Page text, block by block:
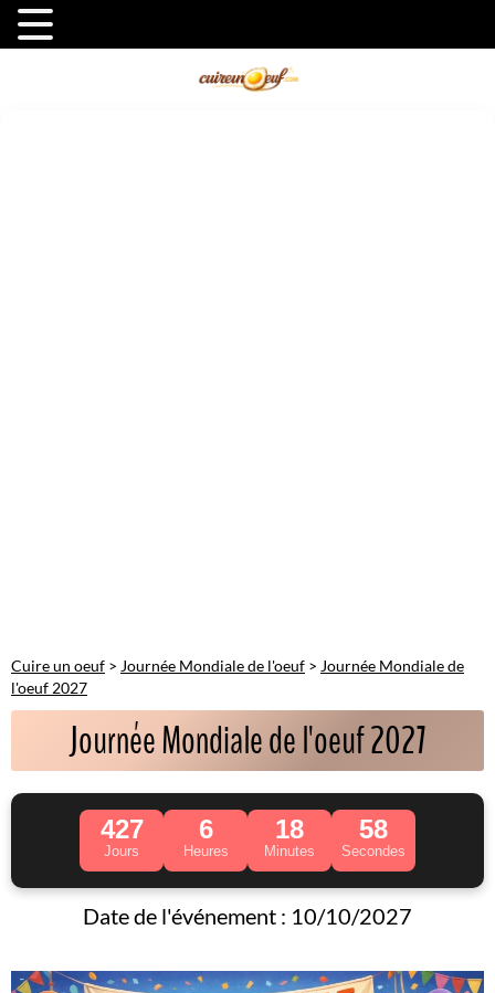
Cuire un oeuf > Journée Mondiale de l'oeuf > Journée Mondiale de
l'oeuf 2027
Journée Mondiale de l'oeuf 2027
427
Jours
6
Heures
18
Minutes
55
Secondes
Date de l'événement : 10/10/2027